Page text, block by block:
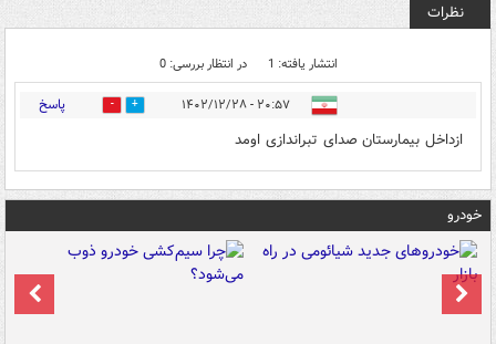
نظرات
انتشار یافته: 1 در انتظار بررسی: 0
۲۰:۵۷ - ۱۴۰۲/۱۲/۲۸ 0 پاسخ
ازداخل بیمارستان صدای تبراندازی اومد
خودرو